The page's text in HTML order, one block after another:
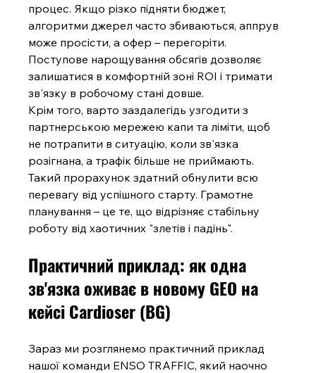
процес. Якщо різко підняти бюджет,
алгоритми джерел часто збиваються, аппрув
може просісти, а офер – перегоріти.
Поступове нарощування обсягів дозволяє
залишатися в комфортній зоні ROI і тримати
зв'язку в робочому стані довше.
Крім того, варто заздалегідь узгодити з
партнерською мережею капи та ліміти, щоб
не потрапити в ситуацію, коли зв'язка
розігнана, а трафік більше не приймають.
Такий прорахунок здатний обнулити всю
перевагу від успішного старту. Грамотне
планування – це те, що відрізняє стабільну
роботу від хаотичних "злетів і падінь".
Практичний приклад: як одна
зв'язка оживає в новому GEO на
кейсі Cardioser (BG)
Зараз ми розглянемо практичний приклад
нашої команди ENSO TRAFFIC, який наочно